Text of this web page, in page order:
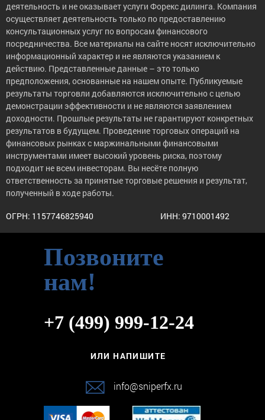
деятельность и не оказывает услуги Форекс дилинга. Компания
осуществляет деятельность только по предоставлению
консультационных услуг по вопросам финансового
посредничества. Все материалы на сайте носят исключительно
информационный характер и не являются указанием к
действию. Представленные данные – это только
предположения, основанные на нашем опыте. Публикуемые
результаты торговли добавляются исключительно с целью
демонстрации эффективности и не являются заявлением
доходности. Прошлые результаты не гарантируют конкретных
результатов в будущем. Проведение торговых операций на
финансовых рынках с маржинальными финансовыми
инструментами имеет высокий уровень риска, поэтому
подходит не всем инвесторам. Вы несёте полную
ответственность за принятые торговые решения и результат,
полученный в ходе работы.
ОГРН: 1157746825940 ИНН: 9710001492
Позвоните
нам!
+7 (499) 999-12-24
ИЛИ НАПИШИТЕ
info@sniperfx.ru